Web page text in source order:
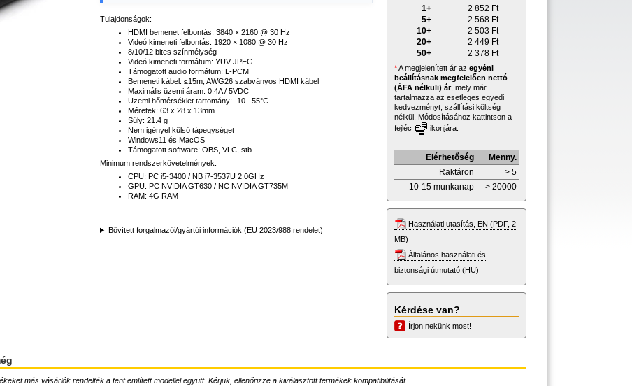
Tulajdonságok:
HDMI bemenet felbontás: 3840 × 2160 @ 30 Hz
Videó kimeneti felbontás: 1920 × 1080 @ 30 Hz
8/10/12 bites színmélység
Videó kimeneti formátum: YUV JPEG
Támogatott audio formátum: L-PCM
Bemeneti kábel: ≤15m, AWG26 szabványos HDMI kábel
Maximális üzemi áram: 0.4A / 5VDC
Üzemi hőmérséklet tartomány: -10...55°C
Méretek: 63 x 28 x 13mm
Súly: 21.4 g
Nem igényel külső tápegységet
Windows11 és MacOS
Támogatott software: OBS, VLC, stb.
Minimum rendszerkövetelmények:
CPU: PC i5-3400 / NB i7-3537U 2.0GHz
GPU: PC NVIDIA GT630 / NC NVIDIA GT735M
RAM: 4G RAM
Bővített forgalmazói/gyártói információk (EU 2023/988 rendelet)
1+ 2 852 Ft
5+
2 568 Ft
10+
2 503 Ft
20+
2 449 Ft
50+
2 378 Ft
*A megjelenített ár az egyéni
beállításnak megfelelően nettó
(ÁFA nélküli) ár, mely már
tartalmazza az esetleges egyedi
kedvezményt, szállítási költség
nélkül. Módosításához kattintson a
fejléc
ikonjára.
Elérhetőség
Menny.
Raktáron
> 5
10-15 munkanap
> 20000
Használati utasítás, EN (PDF, 2
MB)
Általános használati és
biztonsági útmutató (HU)
Kérdése van?
Írjon nekünk most!
más vásárlók rendelték a fent említett modellel együtt. Kérjük, ellenőrizze a kiválasztott termékek kompatibilitását.